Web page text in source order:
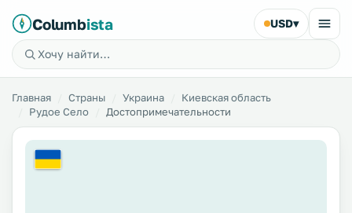
Columbista USD▾
Главная Страны Украина
Киевская область
Рудое Село
Достопримечательности